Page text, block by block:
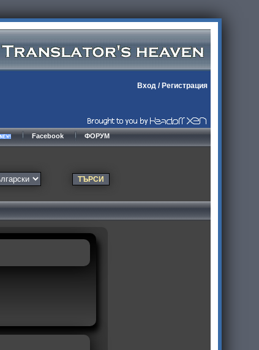
Вход/ Регистрация
Facebook ФОРУМ